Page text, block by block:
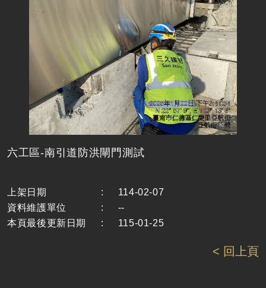
六工區-南引道防洪閘門測試
上架日期 :
114-02-07
資料維護單位
:
--
本頁最後更新日期
: 115-01-25
< 回上頁